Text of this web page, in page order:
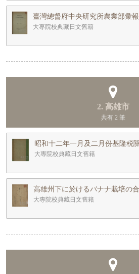
臺灣總督府中央研究所農業部彙
大專院校典藏日文舊籍
2. 高雄市
共有 2 筆
昭和十二年一月及二月份基隆税
大專院校典藏日文舊籍
高雄州下に於けるバナナ栽培の
大專院校典藏日文舊籍